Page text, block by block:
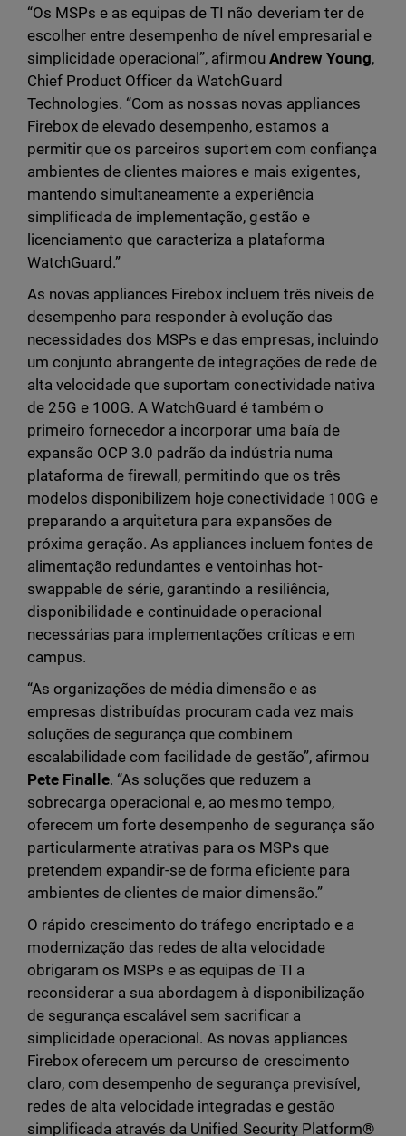
“Os MSPs e as equipas de TI não deveriam ter de
escolher entre desempenho de nível empresarial e
simplicidade operacional”, afirmou Andrew Young,
Chief Product Officer da WatchGuard
Technologies. “Com as nossas novas appliances
Firebox de elevado desempenho, estamos a
permitir que os parceiros suportem com confiança
ambientes de clientes maiores e mais exigentes,
mantendo simultaneamente a experiência
simplificada de implementação, gestão e
licenciamento que caracteriza a plataforma
WatchGuard.”
As novas appliances Firebox incluem três níveis de
desempenho para responder à evolução das
necessidades dos MSPs e das empresas, incluindo
um conjunto abrangente de integrações de rede de
alta velocidade que suportam conectividade nativa
de 25G e 100G. A WatchGuard é também o
primeiro fornecedor a incorporar uma baía de
expansão OCP 3.0 padrão da indústria numa
plataforma de firewall, permitindo que os três
modelos disponibilizem hoje conectividade 100G e
preparando a arquitetura para expansões de
próxima geração. As appliances incluem fontes de
alimentação redundantes e ventoinhas hot-
swappable de série, garantindo a resiliência,
disponibilidade e continuidade operacional
necessárias para implementações críticas e em
campus.
“As organizações de média dimensão e as
empresas distribuídas procuram cada vez mais
soluções de segurança que combinem
escalabilidade com facilidade de gestão”, afirmou
Pete Finalle. “As soluções que reduzem a
sobrecarga operacional e, ao mesmo tempo,
oferecem um forte desempenho de segurança são
particularmente atrativas para os MSPs que
pretendem expandir-se de forma eficiente para
ambientes de clientes de maior dimensão.”
O rápido crescimento do tráfego encriptado e a
modernização das redes de alta velocidade
obrigaram os MSPs e as equipas de TI a
reconsiderar a sua abordagem à disponibilização
de segurança escalável sem sacrificar a
simplicidade operacional. As novas appliances
Firebox oferecem um percurso de crescimento
claro, com desempenho de segurança previsível,
redes de alta velocidade integradas e gestão
simplificada através da Unified Security Platform®